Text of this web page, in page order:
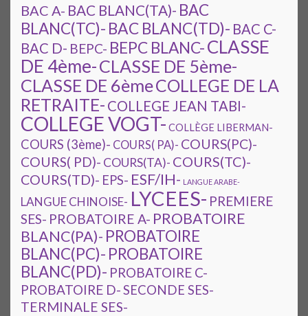
BAC A- BAC BLANC(TA)- BAC
BLANC(TC)- BAC BLANC(TD)- BAC C-
BAC D- BEPC- BEPC BLANC-CLASSE
DE 4ème-CLASSE DE 5ème-
CLASSE DE 6èmeCOLLEGE DE LA
RETRAITE- COLLEGE JEAN TABI-
COLLEGE VOGT- COLLÈGE LIBERMAN-
COURS (3ème)- COURS( PA)- COURS(PC)-
COURS( PD)- COURS(TA)- COURS(TC)-
COURS(TD)- EPS- ESF/IH- LANGUE ARABE-
LANGUE CHINOISE- LYCEES- PREMIERE
SES- PROBATOIRE A- PROBATOIRE
BLANC(PA)- PROBATOIRE
BLANC(PC)- PROBATOIRE
BLANC(PD)- PROBATOIRE C-
PROBATOIRE D-SECONDE SES-
TERMINALE SES-